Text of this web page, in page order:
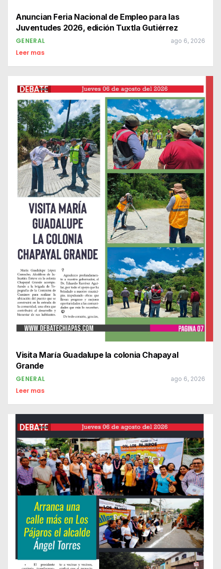
Anuncian Feria Nacional de Empleo para las
Juventudes 2026, edición Tuxtla Gutiérrez
GENERAL ago 6, 2026
Leer mas
Visita María Guadalupe la colonia Chapayal
Grande
GENERAL ago 6, 2026
Leer mas